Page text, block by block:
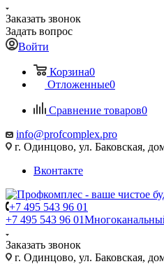
Заказать звонок
Задать вопрос
Войти
Корзина0
Отложенные0
Сравнение товаров0
info@profcomplex.pro
г. Одинцово, ул. Баковская,
Вконтакте
+7 495 543 96 01
+7 495 543 96 01
Заказать звонок
г. Одинцово, ул. Баковская,